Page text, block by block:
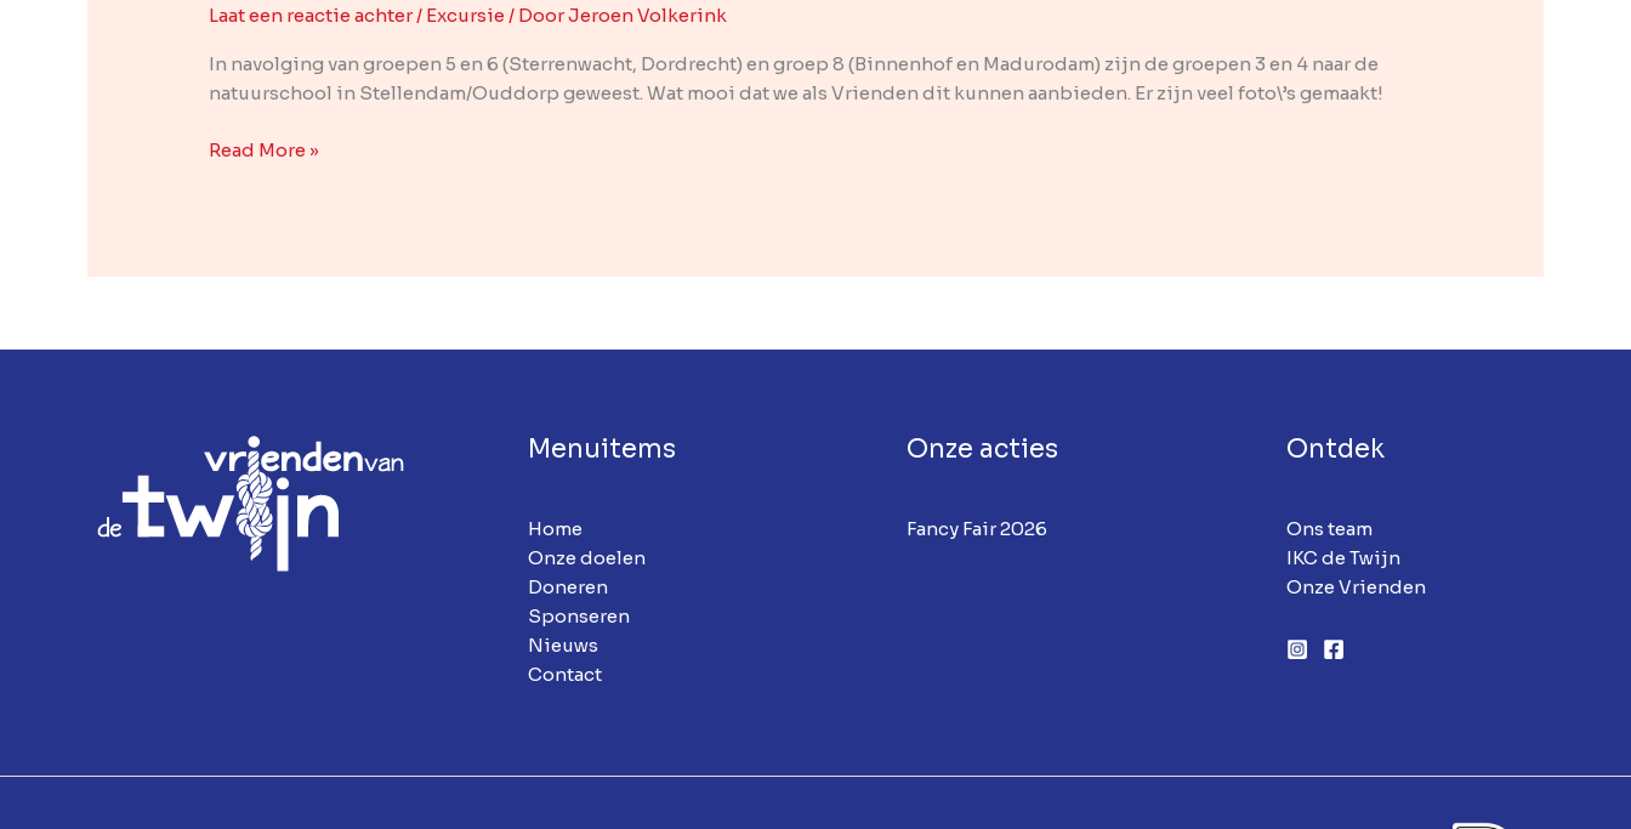
Laat een reactie achter/ Excursie / DoorJeroen Volkerink
In navolging van groepen 5 en 6 (Sterrenwacht, Dordrecht) en groep 8 (Binnenhof en Madurodam) zijn de groepen 3 en 4 naar de
natuurschool in Stellendam/Ouddorp geweest. Wat mooi dat we als Vrienden dit kunnen aanbieden. Er zijn veel foto\’s gemaakt!
Stellendam
Read More »
Menuitems
Home
Onze doelen
Doneren
Sponseren
Nieuws
Contact
Onze acties
Fancy Fair 2026
Ontdek
Ons team
IKC de Twijn
Onze Vrienden